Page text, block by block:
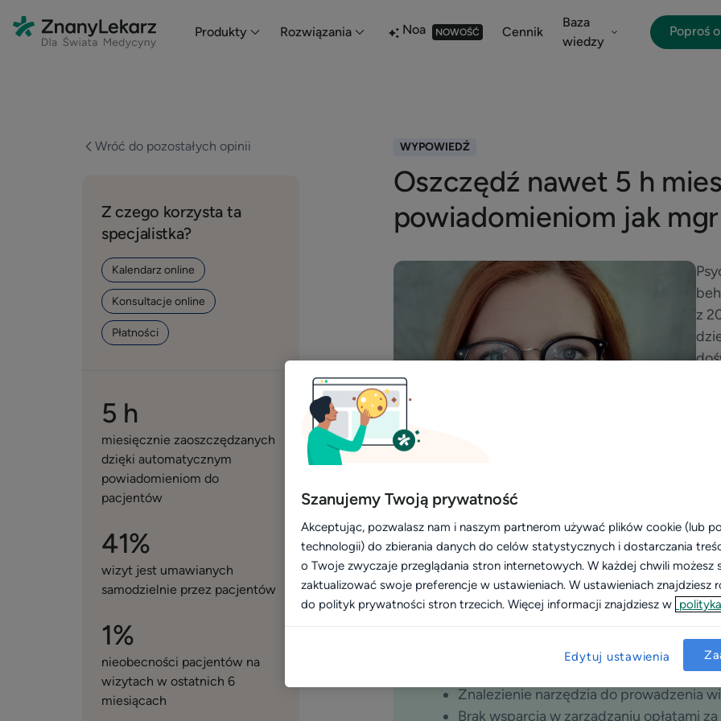
Produkty Rozwiązania Noa NOWOŚĆ Cennik
Baza
wiedzy
Poproś
Wróć do pozostałych opinii
Z czego korzysta ta
specjalistka?
Kalendarz online
Konsultacje online
Płatności
5 h
miesięcznie zaoszczędzanych
dzięki automatycznym
powiadomieniom do
pacjentów
41%
wizyt jest umawianych
samodzielnie przez pacjentów
1%
nieobecności pacjentów na
wizytach w ostatnich 6
miesiącach
WYPOWIEDŹ
Oszczędź nawet 5 h
powiadomieniom jak
z
Co było wyzwaniem w
Znalezienie narzędzia do prowadzenia
Brak wsparcia w zarządzaniu opłatami
Szanujemy Twoją prywatność
Akceptując, pozwalasz nam i naszym partnerom używać plików cookie (lub
technologii) do zbierania danych do celów statystycznych i dostarczania
o Twoje zwyczaje przeglądania stron internetowych. W każdej chwili możesz
zaktualizować swoje preferencje w ustawieniach. W ustawieniach znajdziesz
do polityk prywatności stron trzecich. Więcej informacji znajdziesz w
Edytuj ustawienia